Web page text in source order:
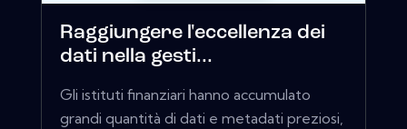
Raggiungere l'eccellenza dei
dati nella gesti...
Gli istituti finanziari hanno accumulato
grandi quantità di dati e metadati preziosi,